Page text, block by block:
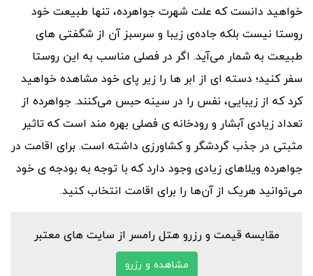
خواهید دانست که علت شهرت جواهرده، تنها طبیعت خود
روستا نیست بلکه جاده‌ی زیبا و سرسبز آن از شگفتی های
طبیعت به شمار می‌آید. اگر در فصلی مناسب به این روستا
سفر کنید؛ دسته ای از ابر ها را زیر پای خود مشاهده خواهید
کرد که از زیبایی، نفس را در سینه حبس می‌کنند. جواهرده از
تعداد زیادی آبشار و رودخانه ی فصلی بهره مند است که تاثیر
مثبتی در جذب گردشگر و کشاورزی داشته است. برای اقامت در
جواهرده ویلاهای زیادی وجود دارد که با توجه به بودجه ی خود
می‌توانید هریک از آن‌ها را برای اقامت انتخاب کنید.
مقایسه قیمت و رزرو هتل رامسر از سایت های معتبر
مشاهده و رزرو